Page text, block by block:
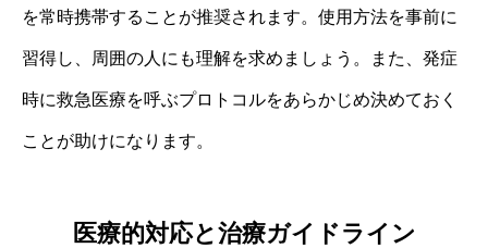
を常時携帯することが推奨されます。使用方法を事前に
習得し、周囲の人にも理解を求めましょう。また、発症
時に救急医療を呼ぶプロトコルをあらかじめ決めておく
ことが助けになります。
医療的対応と治療ガイドライン